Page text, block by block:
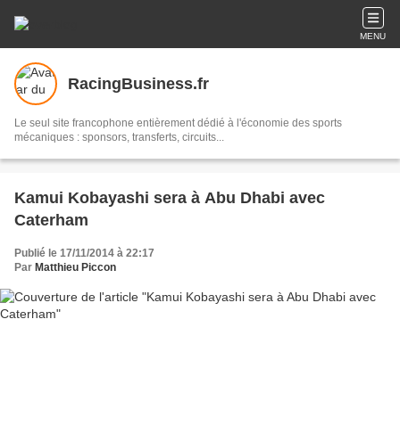
MENU
RacingBusiness.fr
Le seul site francophone entièrement dédié à l'économie des sports
mécaniques : sponsors, transferts, circuits...
Kamui Kobayashi sera à Abu Dhabi avec
Caterham
Publié le 17/11/2014 à 22:17
Par Matthieu Piccon